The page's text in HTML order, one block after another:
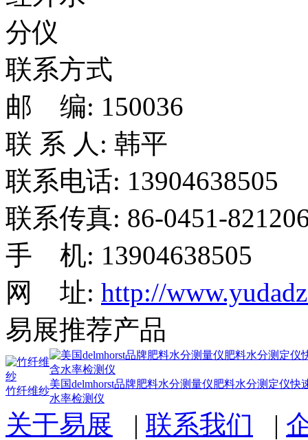
联系方式
邮 编: 150036
联 系 人: 韩平
联系电话: 13904638505
联系传真: 86-0451-
手 机: 13904638505
网 址: http://
易展推荐产品
竹纤维纱
美国delmhorst品牌肥料水分测量仪肥料水分测定仪快
水率检测仪
关于易展 | 联系我们 |